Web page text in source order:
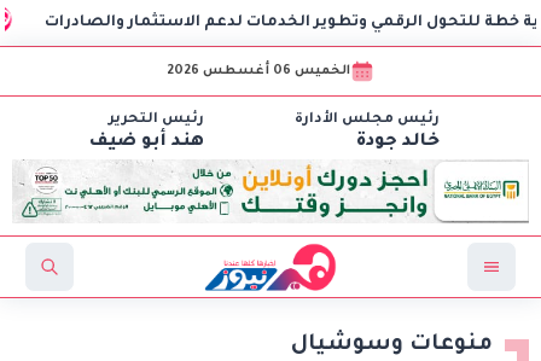
وزير الرقمي وتطوير الخدمات لدعم الاستثمار والصادرات
الخميس 06 أغسطس 2026
رئيس مجلس الأدارة
خالد جودة
رئيس التحرير
هند أبو ضيف
منوعات وسوشيال